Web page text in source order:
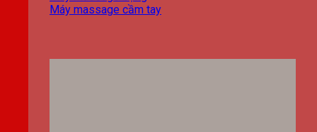
Máy massage cầm tay